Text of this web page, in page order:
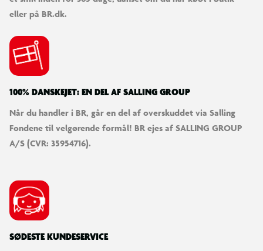
eller på BR.dk.
100% DANSKEJET: EN DEL AF SALLING GROUP
Når du handler i BR, går en del af overskuddet via Salling
Fondene til velgørende formål! BR ejes af SALLING GROUP
A/S (CVR: 35954716).
SØDESTE KUNDESERVICE